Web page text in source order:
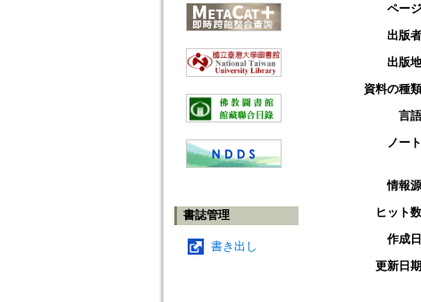
書誌管理
書き出し
ページ
出版者
出版地
資料の種類
言語
ノート
情報源
ヒット数
作成日
更新日期